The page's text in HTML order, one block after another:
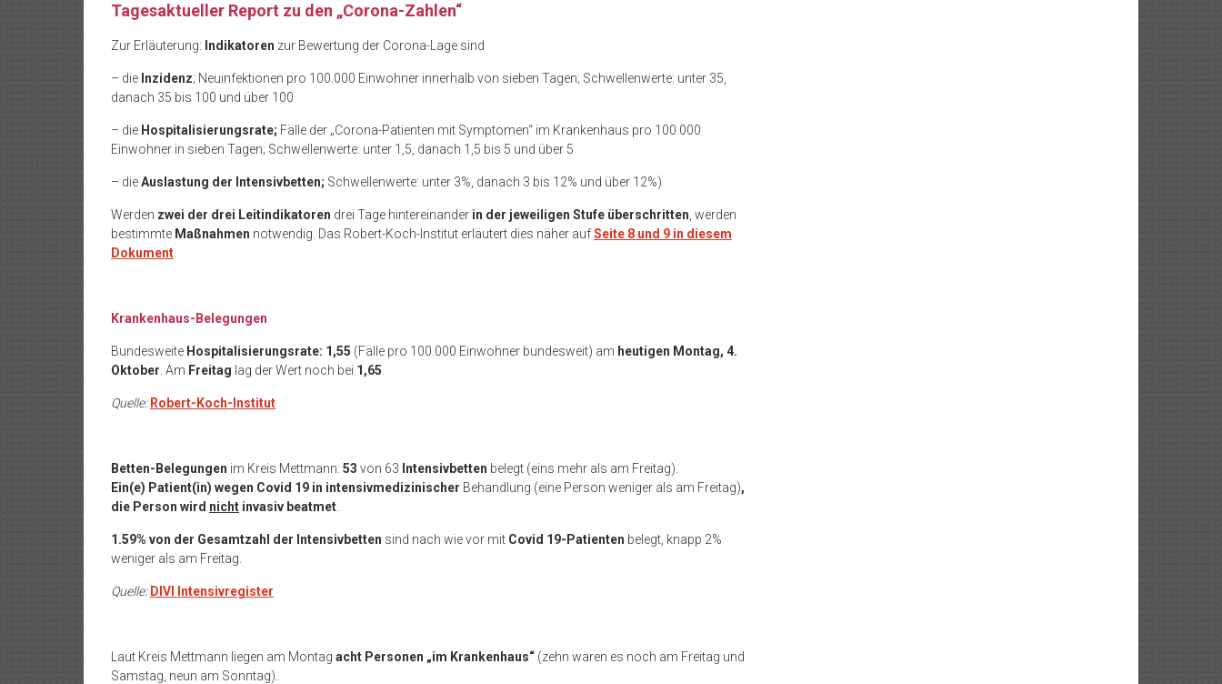
Tagesaktueller Report zu den „Corona-Zahlen“
Zur Erläuterung: Indikatoren zur Bewertung der Corona-Lage sind
– die Inzidenz; Neuinfektionen pro 100.000 Einwohner innerhalb von sieben Tagen; Schwellenwerte: unter 35,
danach 35 bis 100 und über 100
– die Hospitalisierungsrate; Fälle der „Corona-Patienten mit Symptomen“ im Krankenhaus pro 100.000
Einwohner in sieben Tagen; Schwellenwerte: unter 1,5, danach 1,5 bis 5 und über 5
– dieAuslastung der Intensivbetten; Schwellenwerte: unter 3%, danach 3 bis 12% und über 12%)
Werden zwei der drei Leitindikatoren drei Tage hintereinander in der jeweiligen Stufe überschritten , werden
bestimmte Maßnahmen notwendig. Das Robert-Koch-Institut erläutert dies näher aufSeite 8 und 9 in diesem
Dokument
Krankenhaus-Belegungen
Bundesweite Hospitalisierungsrate: 1,55 (Fälle pro 100.000 Einwohner bundesweit) am heutigen Montag, 4.
Oktober . Am Freitag lag der Wert noch bei 1,65
Quelle: Robert-Koch-Institut
Betten-Belegungen im Kreis Mettmann: 53 von 63 Intensivbetten belegt (eins mehr als am Freitag).
Ein(e) Patient(in) wegen Covid 19 in intensivmedizinischer Behandlung (eine Person weniger als am Freitag),
die Person wird nicht invasiv beatmet
1.59% von der Gesamtzahl der Intensivbetten sind nach wie vor mit Covid 19-Patienten belegt, knapp 2%
weniger als am Freitag.
Quelle: DIVI Intensivregister
Laut Kreis Mettmann liegen am Montag acht Personen „im Krankenhaus“ (zehn waren es noch am Freitag und
Samstag, neun am Sonntag).